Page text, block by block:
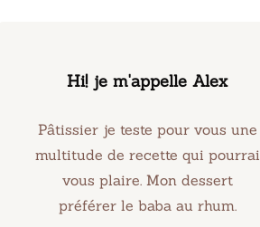
Hi! je m'appelle Alex
Pâtissier je teste pour vous une
multitude de recette qui pourrai
vous plaire. Mon dessert
préférer le baba au rhum.